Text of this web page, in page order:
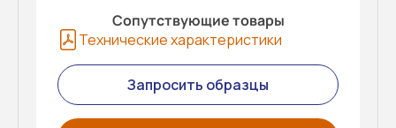
Сопутствующие товары
Технические характеристики
Запросить образцы